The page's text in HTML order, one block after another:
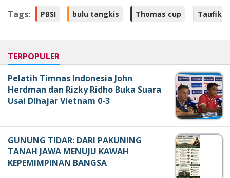
Tags: PBSI bulu tangkis Thomas cup Taufik
TERPOPULER
Pelatih Timnas Indonesia John
Herdman dan Rizky Ridho Buka Suara
Usai Dihajar Vietnam 0-3
GUNUNG TIDAR: DARI PAKUNING
TANAH JAWA MENUJU KAWAH
KEPEMIMPINAN BANGSA